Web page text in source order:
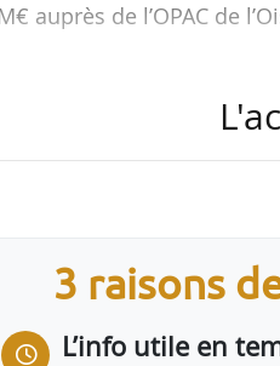
auprès de l’OPAC de
ambitieux de
Nouvelle-Aquitaine,
3 raisons
L’info utile en